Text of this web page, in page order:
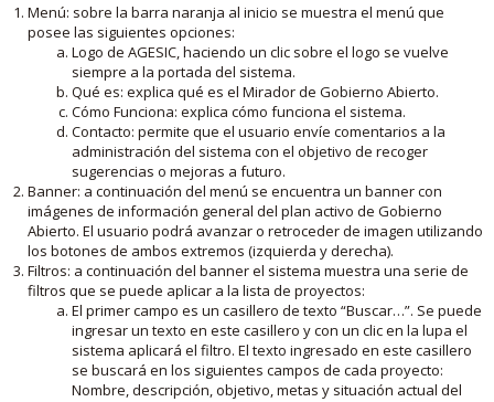
Menú: sobre la barra naranja al inicio se muestra el menú que
posee las siguientes opciones:
Logo de AGESIC, haciendo un clic sobre el logo se vuelve
siempre a la portada del sistema.
Qué es: explica qué es el Mirador de Gobierno Abierto.
Cómo Funciona: explica cómo funciona el sistema.
Contacto: permite que el usuario envíe comentarios a la
administración del sistema con el objetivo de recoger
sugerencias o mejoras a futuro.
Banner: a continuación del menú se encuentra un banner con
imágenes de información general del plan activo de Gobierno
Abierto. El usuario podrá avanzar o retroceder de imagen utilizando
los botones de ambos extremos (izquierda y derecha).
Filtros: a continuación del banner el sistema muestra una serie de
filtros que se puede aplicar a la lista de proyectos:
El primer campo es un casillero de texto “Buscar…”. Se puede
ingresar un texto en este casillero y con un clic en la lupa el
sistema aplicará el filtro. El texto ingresado en este casillero
se buscará en los siguientes campos de cada proyecto:
Nombre, descripción, objetivo, metas y situación actual del